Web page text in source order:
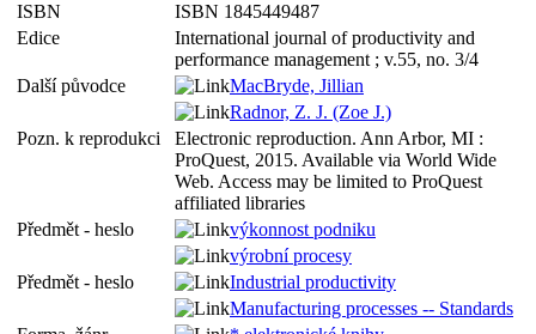
ISBN
ISBN 1845449487
Edice
International journal of productivity and
performance management ; v.55, no. 3/4
Další původce
MacBryde, Jillian
Radnor, Z. J. (Zoe J.)
Pozn. k reprodukci
Electronic reproduction. Ann Arbor, MI :
ProQuest, 2015. Available via World Wide
Web. Access may be limited to ProQuest
affiliated libraries
Předmět - heslo
výkonnost podniku
výrobní procesy
Předmět - heslo
Industrial productivity
Manufacturing processes -- Standards